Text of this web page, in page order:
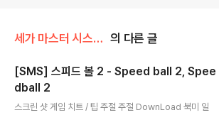
세가 마스터 시스템 / [SMS]/스포츠 의 다른 글
[SMS] 스피드 볼 2 - Speed ball 2, Spee
dball 2
스크린 샷 게임 치트 / 팁 주절 주절 DownLoad 북미 일